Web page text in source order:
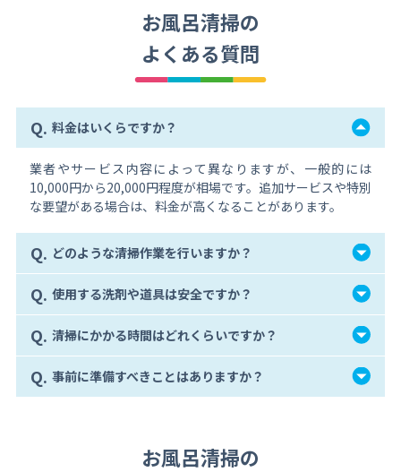
お風呂清掃の
よくある質問
Q. 料金はいくらですか？
業者やサービス内容によって異なりますが、一般的には
10,000円から20,000円程度が相場です。追加サービスや特別
な要望がある場合は、料金が高くなることがあります。
Q. どのような清掃作業を行いますか？
Q. 使用する洗剤や道具は安全ですか？
Q. 清掃にかかる時間はどれくらいですか？
Q. 事前に準備すべきことはありますか？
お風呂清掃の